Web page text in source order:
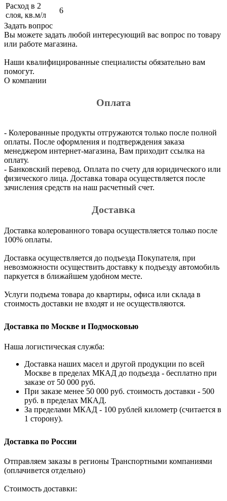
Расход в 2
слоя, кв.м/л
6
Задать вопрос
Вы можете задать любой интересующий вас вопрос по товару
или работе магазина.
Наши квалифицированные специалисты обязательно вам
помогут.
О компании
Оплата
- Колерованные продукты отгружаются только после полной
оплаты. После оформления и подтверждения заказа
менеджером интернет-магазина, Вам приходит ссылка на
оплату.
- Банковский перевод. Оплата по счету для юридического или
физического лица. Доставка товара осуществляется после
зачисления средств на наш расчетный счет.
Доставка
Доставка колерованного товара осуществляется только после
100% оплаты.
Доставка осуществляется до подъезда Покупателя, при
невозможности осуществить доставку к подъезду автомобиль
паркуется в ближайшем удобном месте.
Услуги подъема товара до квартиры, офиса или склада в
стоимость доставки не входят и не осуществляются.
Доставка по Москве и Подмосковью
Наша логистическая служба:
Доставка наших масел и другой продукции по всей
Москве в пределах МКАД до подъезда - бесплатно при
заказе от 50 000 руб.
При заказе менее 50 000 руб. стоимость доставки - 500
руб. в пределах МКАД.
За пределами МКАД - 100 рублей километр (считается в
1 сторону).
Доставка по России
Отправляем заказы в регионы Транспортными компаниями
(оплачивется отдельно)
Стоимость доставки: